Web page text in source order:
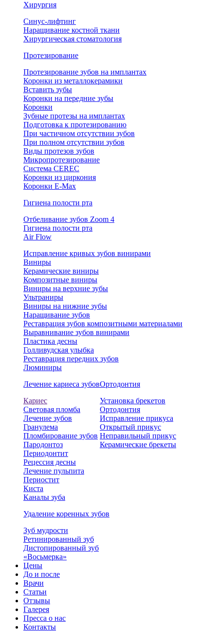
Хирургия
Синус-лифтинг
Наращивание костной ткани
Хирургическая стоматология
Протезирование
Протезирование зубов на имплантах
Коронки из металлокерамики
Вставить зубы
Коронки на передние зубы
Коронки
Зубные протезы на имплантах
Подготовка к протезированию
При частичном отсутствии зубов
При полном отсутствии зубов
Виды протезов зубов
Микропротезирование
Система CEREC
Коронки из циркония
Коронки E-Max
Гигиена полости рта
Отбеливание зубов Zoom 4
Гигиена полости рта
Air Flow
Исправление кривых зубов винирами
Виниры
Керамические виниры
Композитные виниры
Виниры на верхние зубы
Ультраниры
Виниры на нижние зубы
Наращивание зубов
Реставрация зубов композитными материалами
Выравнивание зубов винирами
Пластика десны
Голливудская улыбка
Реставрация передних зубов
Люминиры
Лечение кариеса зубов
Кариес
Световая пломба
Лечение зубов
Гранулема
Пломбирование зубов
Пародонтоз
Периодонтит
Рецессия десны
Лечение пульпита
Периостит
Киста
Каналы зуба
Ортодонтия
Установка брекетов
Ортодонтия
Исправление прикуса
Открытый прикус
Неправильный прикус
Керамические брекеты
Удаление коренных зубов
Зуб мудрости
Ретинированный зуб
Дистопированный зуб
«Восьмерка»
Цены
До и после
Врачи
Статьи
Отзывы
Галерея
Пресса о нас
Контакты